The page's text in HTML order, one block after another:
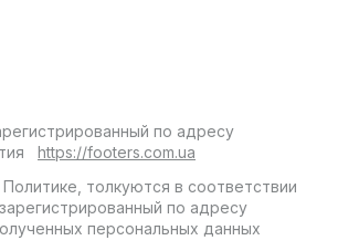
по адресу
https://footers.com.ua
толкуются в соответствии
по адресу
персональных данных